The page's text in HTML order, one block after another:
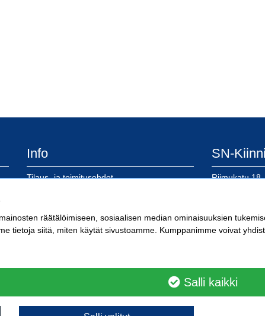
Info
Tilaus- ja toimitusehdot
Ohjeet verkkokaupan käyttöön
Toimitus- ja laskutusosoitteemme
SN-
Riimukatu 18
SN-
Ristipellontie
räätälöimiseen, sosiaalisen median ominaisuuksien
tietoja siitä, miten käytät sivustoamme. Kumppanimme voivat
Salli kaikki